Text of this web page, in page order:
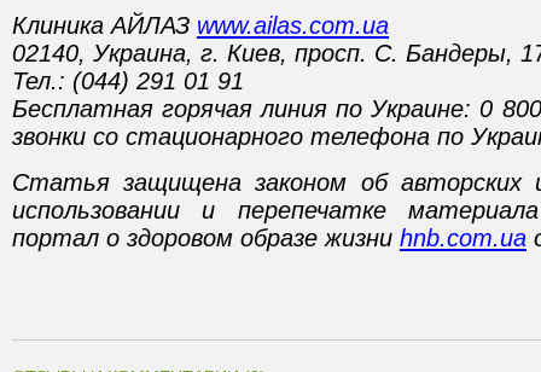
Клиника АЙЛАЗ www.ailas.com.ua
02140, Украина, г. Киев, просп. С. Бандеры,
Тел.: (044) 291 01 91
Бесплатная горячая линия по Украине: 0
звонки со стационарного телефона по
Статья защищена законом об авторских
использовании и перепечатке
портал о здоровом образе жизни hnb.com.ua